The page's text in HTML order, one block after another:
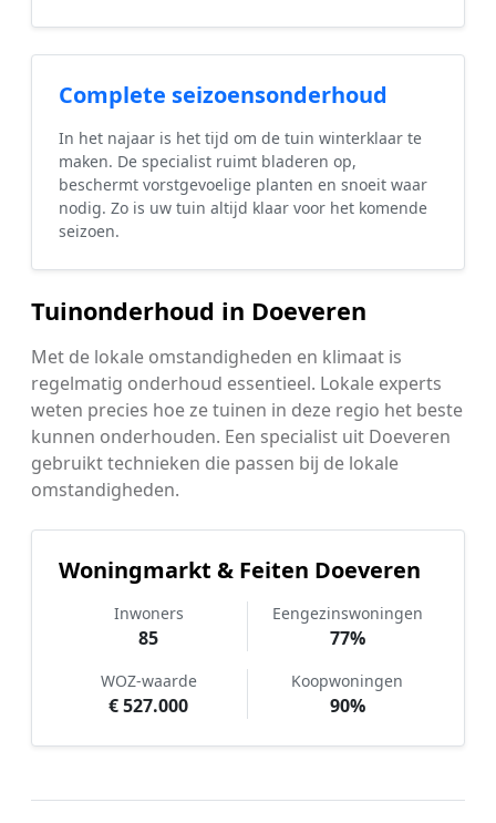
Complete seizoensonderhoud
In het najaar is het tijd om de tuin winterklaar te
maken. De specialist ruimt bladeren op,
beschermt vorstgevoelige planten en snoeit waar
nodig. Zo is uw tuin altijd klaar voor het komende
seizoen.
Tuinonderhoud in Doeveren
Met de lokale omstandigheden en klimaat is
regelmatig onderhoud essentieel. Lokale experts
weten precies hoe ze tuinen in deze regio het beste
kunnen onderhouden. Een specialist uit Doeveren
gebruikt technieken die passen bij de lokale
omstandigheden.
Woningmarkt & Feiten Doeveren
Inwoners
85
Eengezinswoningen
77%
WOZ-waarde
€ 527.000
Koopwoningen
90%